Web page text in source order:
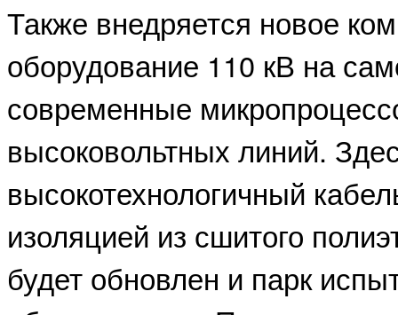
Также внедряется новое
оборудование 110 кВ на
современные
высоковольтных линий.
высокотехнологичный
изоляцией из сшитого
будет обновлен и парк